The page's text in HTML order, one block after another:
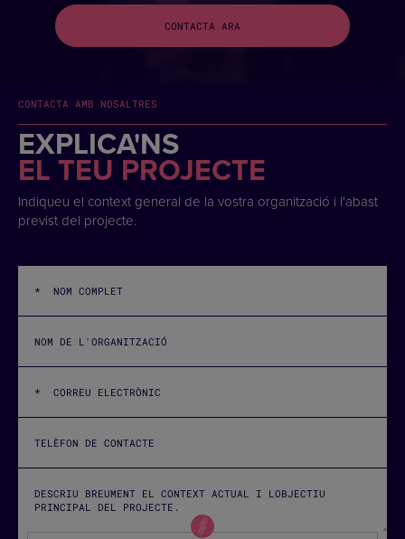
CONTACTA ARA
CONTACTA AMB NOSALTRES
EXPLICA'NS
EL TEU PROJECTE
Indiqueu el context general de la vostra organització i l'abast
previst del projecte.